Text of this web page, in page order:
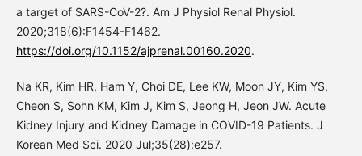
a target of SARS-CoV-2?. Am J Physiol Renal Physiol.
2020;318(6):F1454-F1462.
https://doi.org/10.1152/ajprenal.00160.2020.
Na KR, Kim HR, Ham Y, Choi DE, Lee KW, Moon JY, Kim YS,
Cheon S, Sohn KM, Kim J, Kim S, Jeong H, Jeon JW. Acute
Kidney Injury and Kidney Damage in COVID-19 Patients. J
Korean Med Sci. 2020 Jul;35(28):e257.